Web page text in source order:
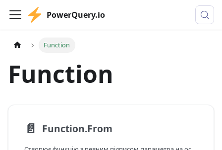
PowerQuery.io
Function
Function
📄️ Function.From